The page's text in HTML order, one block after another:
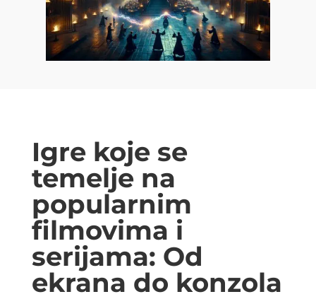
Igre koje se
temelje na
popularnim
filmovima i
serijama: Od
ekrana do konzola